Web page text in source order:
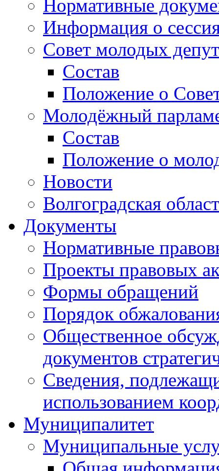
Нормативные
Информация о
Совет молодых
Состав
Положение о
Молодёжный
Состав
Положение о
Новости
Волгоградская
Документы
Нормативные
Проекты правовых
Формы обращений
Порядок
Общественное
документов
Сведения,
использованием
Муниципалитет
Муниципальные